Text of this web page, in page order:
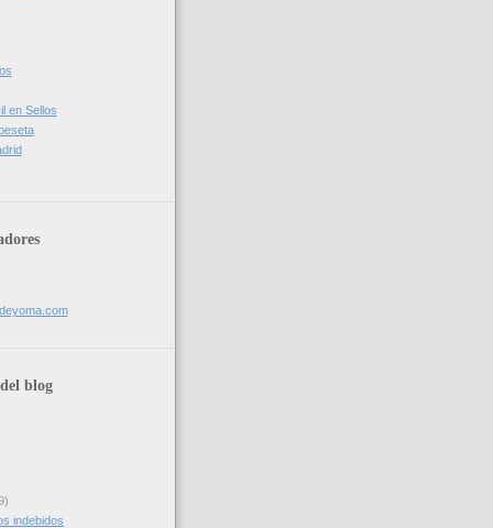
en Sellos
blog
indebidos